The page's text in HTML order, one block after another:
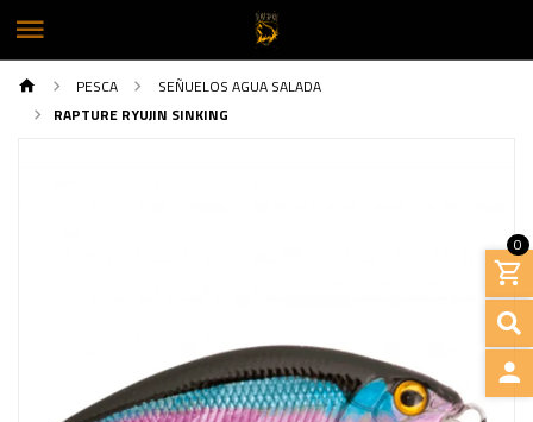
0
PESCA
SEÑUELOS AGUA SALADA
RAPTURE RYUJIN SINKING